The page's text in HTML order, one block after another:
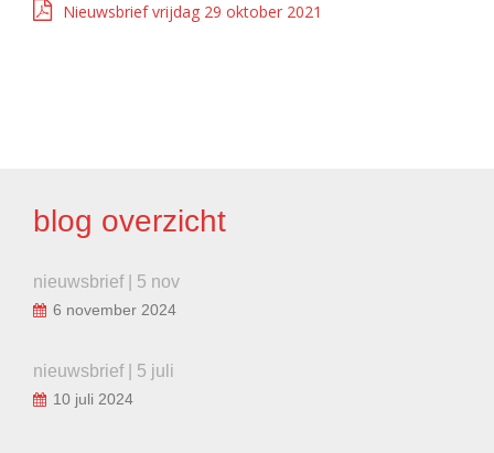
Nieuwsbrief vrijdag 29 oktober 2021
blog overzicht
nieuwsbrief | 5 nov
6 november 2024
nieuwsbrief | 5 juli
10 juli 2024